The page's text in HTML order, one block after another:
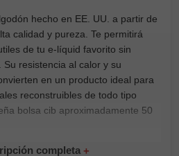
hecho en EE. UU. a partir de
calidad y pureza. Te permitirá
de tu e-líquid favorito sin
resistencia al calor y su
en un producto ideal para
reconstruibles de todo tipo
bolsa cib aproximadamente 50